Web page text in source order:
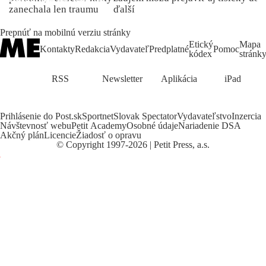
zanechala len traumu
ďalší
Prepnúť na mobilnú verziu stránky
KontaktyRedakciaVydavateľPredplatnéEtický
kódexPomocMapa
stránky
RSS Newsletter Aplikácia iPad
Prihlásenie do Post.skSportnetSlovak SpectatorVydavateľstvoInzercia
Návštevnosť webuPetit AcademyOsobné údajeNariadenie DSA
Akčný plánLicencieŽiadosť o opravu
© Copyright 1997-2026 | Petit Press, a.s.